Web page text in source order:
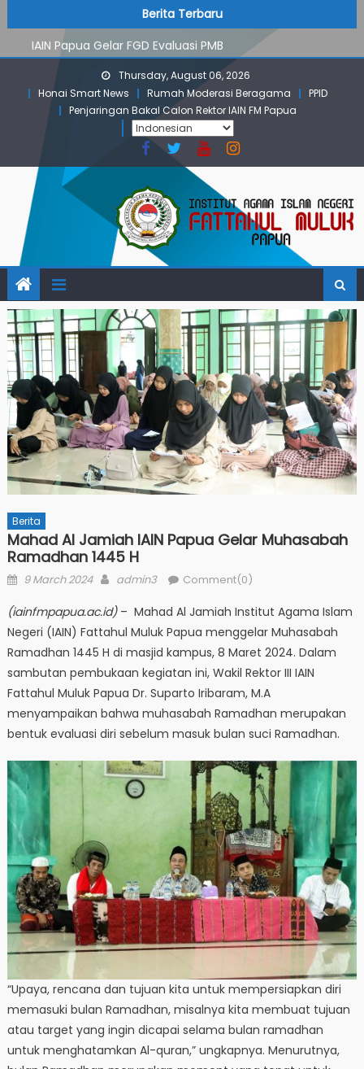
to
content
Berita Terbaru
IAIN Papua Gelar FGD Evaluasi PMB
KKN IAIN Papua: Kelompok Skow Sae Kolaborasi dengan
KKN UGM dan Uncen
Para Mahasiswa PGMI IAIN Papua Tembus Jurnal
Terindeks Google Scholar
Pembekalan KKN: Bangun Komunikasi Aktif dengan
Masyarakat
PMB Jalur Mandiri: Peserta Ujian Dari Lanny Jaya Hingga
Maluku
Thursday, August 06, 2026
Honai Smart News
Rumah Moderasi Beragama
PPID
Penjaringan Bakal Calon Rektor IAIN FM Papua
Berita
Mahad Al Jamiah IAIN Papua Gelar Muhasabah
Ramadhan 1445 H
Posted
9 March 2024 Author
admin3 Comment(0)
(iainfmpapua.ac.id)– Mahad Al Jamiah Institut Agama Islam
Negeri (IAIN) Fattahul Muluk Papua menggelar Muhasabah
Ramadhan 1445 H di masjid kampus, 8 Maret 2024. Dalam
sambutan pembukaan kegiatan ini, Wakil Rektor III IAIN
Fattahul Muluk Papua Dr. Suparto Iribaram, M.A
menyampaikan bahwa muhasabah Ramadhan merupakan
bentuk evaluasi diri sebelum masuk bulan suci Ramadhan.
“Upaya, rencana dan tujuan kita untuk mempersiapkan diri
memasuki bulan Ramadhan, misalnya kita membuat tujuan
atau target yang ingin dicapai selama bulan ramadhan
untuk menghatamkan Al-quran,” ungkapnya. Menurutnya,